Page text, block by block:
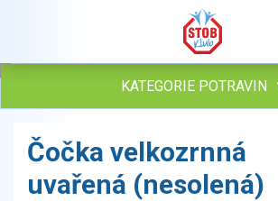
KATEGORIE POTRAVIN
Vejce
Mléko
Čočka velkozrnná
uvařená (nesolená)